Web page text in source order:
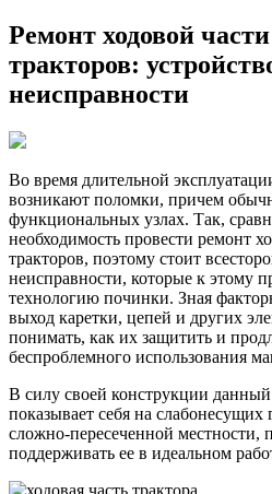
Ремонт ходовой
тракторов:
неисправности
Во время длительной
возникают поломки, причем
функциональных узлах. Так,
необходимость провести ремонт
тракторов, поэтому стоит
неисправности, которые к этому
технологию починки. Зная
выход каретки, цепей и других
понимать, как их защитить и
беспроблемного использования
В силу своей конструкции
показывает себя на слабонесущих
сложно-пересеченной местности,
поддерживать ее в идеальном